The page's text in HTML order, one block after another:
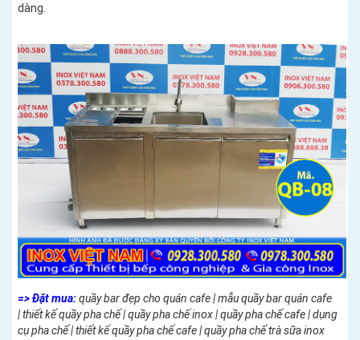
dàng.
=> Đặt mua:quầy bar đẹp cho quán cafe | mẫu quầy bar quán cafe
| thiết kế quầy pha chế | quầy pha chế inox | quầy pha chế cafe | dụng
cụ pha chế | thiết kế quầy pha chế cafe | quầy pha chế trà sữa inox